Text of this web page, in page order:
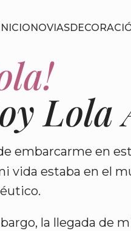
NOVIAS
Lola
embarcarme en
vida estaba en el
la llegada de